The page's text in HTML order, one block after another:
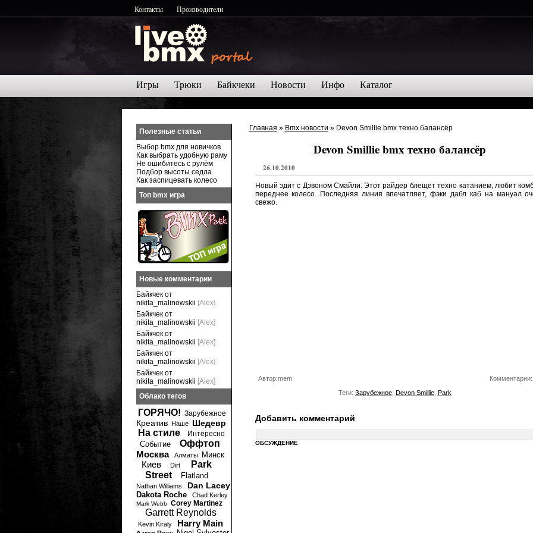
Контакты Производители
Игры Трюки Байкчеки Новости Инфо Каталог
Главная » Bmx новости » Devon Smillie bmx техно балансёр
Devon Smillie bmx техно балансёр
26.10.2010
Новый эдит с Дэвоном Смайли. Этот райдер блещет техно катанием, любит
переднее колесо. Последняя линия впечатляет, фэки дабл каб на мануал
свежо.
Автор:mem
Комментарии:
Теги: Зарубежное, Devon Smillie, Park
Добавить комментарий
ОБСУЖДЕНИЕ
Полезные статьи
Выбор bmx для новичков
Как выбрать удобную раму
Не ошибитесь с рулём
Подбор высоты седла
Как заспицевать колесо
Топ bmx игра
Новые комментарии
Байкчек от
nikita_malinowskii [Alex]
Байкчек от
nikita_malinowskii [Alex]
Байкчек от
nikita_malinowskii [Alex]
Байкчек от
nikita_malinowskii [Alex]
Байкчек от
nikita_malinowskii [Alex]
Облако тегов
ГОРЯЧО! Зарубежное
Креатив Наше Шедевр
На стиле Интересно
Событие
Оффтоп
Москва
Алматы Минск
Киев Dirt
Park
Street
Flatland
Nathan Williams Dan Lacey
Dakota Roche Chad Kerley
Mark Webb Corey Martinez
Garrett Reynolds
Kevin Kiraly Harry Main